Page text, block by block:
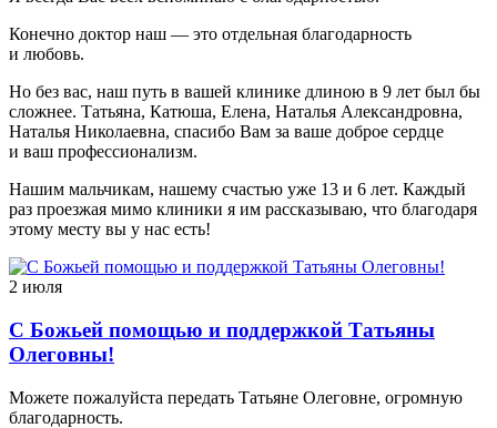
Конечно доктор наш — это отдельная благодарность
и любовь.
Но без вас, наш путь в вашей клинике длиною в 9 лет был бы
сложнее. Татьяна, Катюша, Елена, Наталья Александровна,
Наталья Николаевна, спасибо Вам за ваше доброе сердце
и ваш профессионализм.
Нашим мальчикам, нашему счастью уже 13 и 6 лет. Каждый
раз проезжая мимо клиники я им рассказываю, что благодаря
этому месту вы у нас есть!
2 июля
С Божьей помощью и поддержкой Татьяны
Олеговны!
Можете пожалуйста передать Татьяне Олеговне, огромную
благодарность.